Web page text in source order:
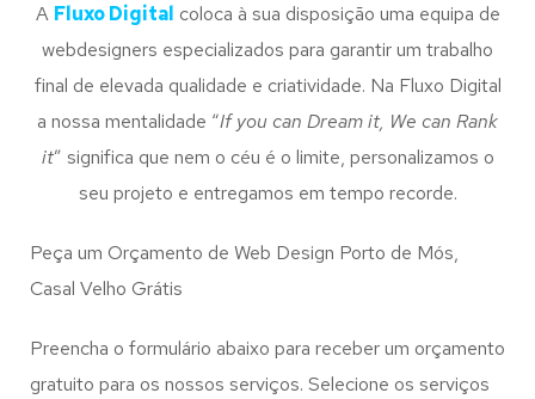
A Fluxo Digital coloca à sua disposição uma equipa de
webdesigners especializados para garantir um trabalho
final de elevada qualidade e criatividade. Na Fluxo Digital
a nossa mentalidade “If you can Dream it, We can Rank
it” significa que nem o céu é o limite, personalizamos o
seu projeto e entregamos em tempo recorde.
Peça um Orçamento de Web Design Porto de Mós,
Casal Velho Grátis
Preencha o formulário abaixo para receber um orçamento
gratuito para os nossos serviços. Selecione os serviços